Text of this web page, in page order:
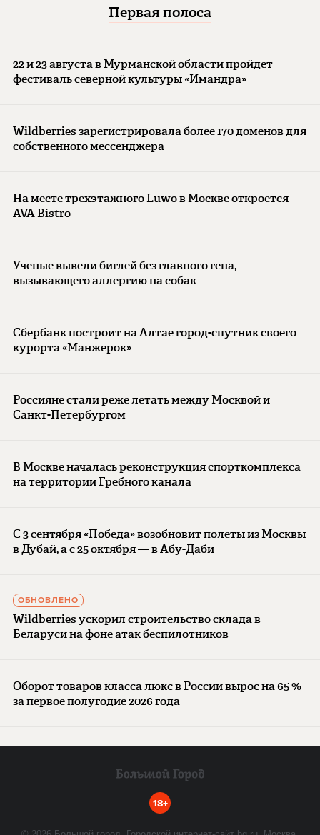
Первая полоса
22 и 23 августа в Мурманской области пройдет
фестиваль северной культуры «Имандра»
Wildberries зарегистрировала более 170 доменов для
собственного мессенджера
На месте трехэтажного Luwo в Москве откроется
AVA Bistro
Ученые вывели биглей без главного гена,
вызывающего аллергию на собак
Сбербанк построит на Алтае город-спутник своего
курорта «Манжерок»
Россияне стали реже летать между Москвой и
Санкт-Петербургом
В Москве началась реконструкция спорткомплекса
на территории Гребного канала
С 3 сентября «Победа» возобновит полеты из Москвы
в Дубай, а с 25 октября — в Абу-Даби
ОБНОВЛЕНО
Wildberries ускорил строительство склада в
Беларуси на фоне атак беспилотников
Оборот товаров класса люкс в России вырос на 65 %
за первое полугодие 2026 года
18+